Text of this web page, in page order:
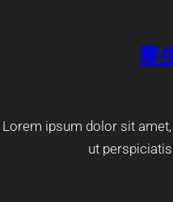
黎
Lorem ipsum dolor sit
ut